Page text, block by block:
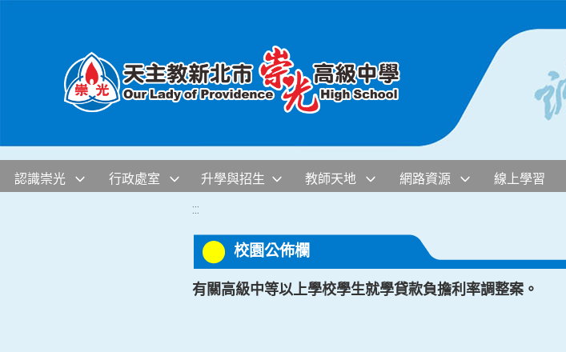
認識崇光 行政處室 升學與招生 教師天地 網路資源 線上學習
:::
校園公佈欄
有關高級中等以上學校學生就學貸款負擔利率調整案。